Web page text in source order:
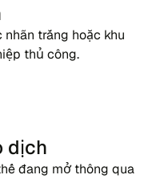
trắng hoặc khu
thủ công.
dịch
đang mở thông qua